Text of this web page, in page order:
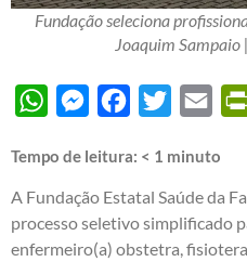
Fundação seleciona
Joaquim
WhatsAppMessengerFacebook
Twitter
Tempo de leitura: < 1 minuto
A Fundação Estatal Saúde da
processo seletivo simplificado
enfermeiro(a) obstetra,